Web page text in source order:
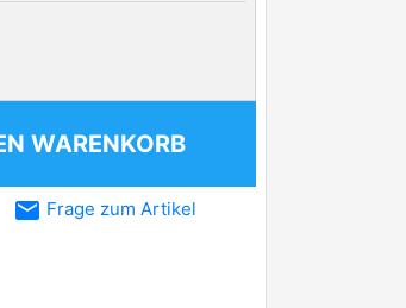
WARENKORB
email Frage zum Artikel